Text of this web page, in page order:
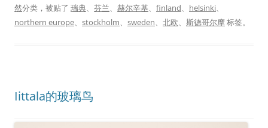
然分类，被贴了 瑞典、 芬兰、 赫尔辛基、 finland、 helsinki、
northern europe、 stockholm、 sweden、 北欧、 斯德哥尔摩标签。
Iittala的玻璃鸟